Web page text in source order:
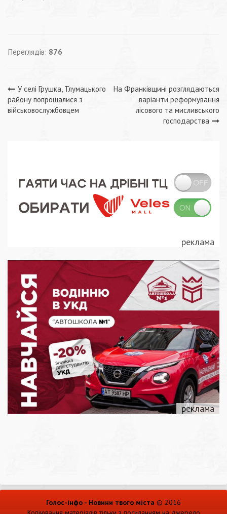
Переглядів: 876
Навігація
записів
У селі Грушка, Тлумацького
району попрощалися з
військовослужбовцем
На Франківщині розглядаються
варіанти реформування
лісового та мисливського
господарства
Голос-інфо - Новини твого міста © 2016